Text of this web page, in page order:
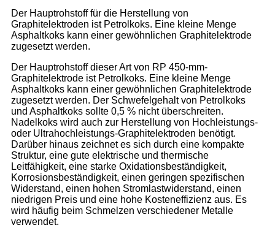
Der Hauptrohstoff für die Herstellung von
Graphitelektroden ist Petrolkoks. Eine kleine Menge
Asphaltkoks kann einer gewöhnlichen Graphitelektrode
zugesetzt werden.
Der Hauptrohstoff dieser Art von RP 450-mm-
Graphitelektrode ist Petrolkoks. Eine kleine Menge
Asphaltkoks kann einer gewöhnlichen Graphitelektrode
zugesetzt werden. Der Schwefelgehalt von Petrolkoks
und Asphaltkoks sollte 0,5 % nicht überschreiten.
Nadelkoks wird auch zur Herstellung von Hochleistungs-
oder Ultrahochleistungs-Graphitelektroden benötigt.
Darüber hinaus zeichnet es sich durch eine kompakte
Struktur, eine gute elektrische und thermische
Leitfähigkeit, eine starke Oxidationsbeständigkeit,
Korrosionsbeständigkeit, einen geringen spezifischen
Widerstand, einen hohen Stromlastwiderstand, einen
niedrigen Preis und eine hohe Kosteneffizienz aus. Es
wird häufig beim Schmelzen verschiedener Metalle
verwendet.